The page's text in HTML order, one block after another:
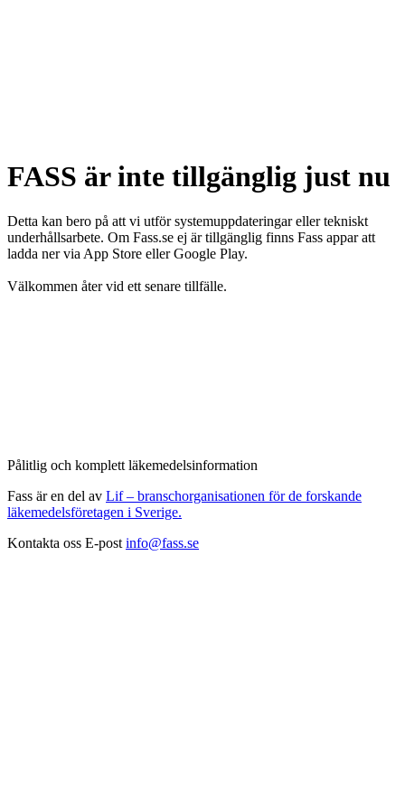
FASS är inte tillgänglig just nu
Detta kan bero på att vi utför systemuppdateringar eller tekniskt
underhållsarbete. Om Fass.se ej är tillgänglig finns Fass appar att
ladda ner via App Store eller Google Play.
Välkommen åter vid ett senare tillfälle.
Pålitlig och komplett läkemedelsinformation
Fass är en del av Lif – branschorganisationen för de forskande
läkemedelsföretagen i Sverige.
Kontakta oss E-post info@fass.se